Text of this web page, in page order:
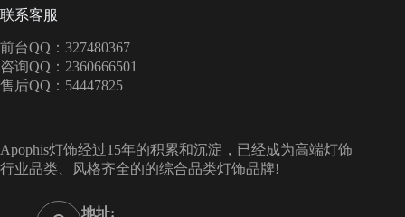
联系客服
前台QQ：327480367
咨询QQ：2360666501
售后QQ：54447825
Apophis灯饰经过15年的积累和沉淀，已经成为高端灯饰
行业品类、风格齐全的的综合品类灯饰品牌!
地址: